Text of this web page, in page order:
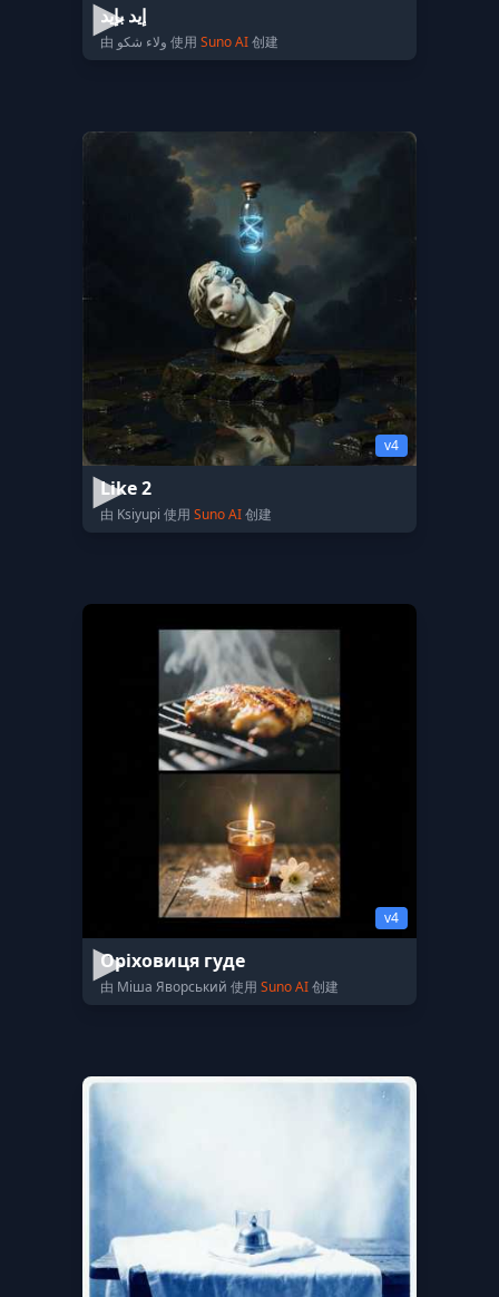
إيد بإيد
由 ولاء شكو 使用 Suno AI创建
v4
Like 2
由 Ksiyupi 使用 Suno AI创建
v4
Оріховиця гуде
由 Міша Яворський 使用 Suno AI创建